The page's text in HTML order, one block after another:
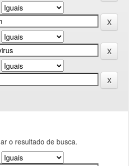
o resultado de busca.